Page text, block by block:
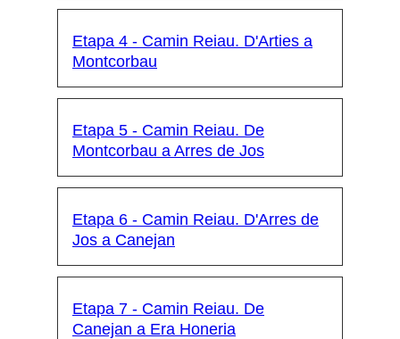
Etapa 4 - Camin Reiau. D'Arties a
Montcorbau
Etapa 5 - Camin Reiau. De
Montcorbau a Arres de Jos
Etapa 6 - Camin Reiau. D'Arres de
Jos a Canejan
Etapa 7 - Camin Reiau. De
Canejan a Era Honeria